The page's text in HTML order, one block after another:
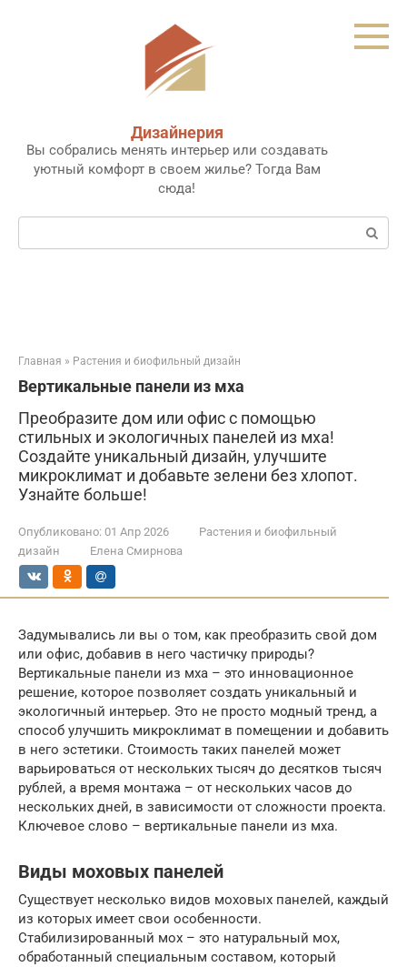
Дизайнерия
Вы собрались менять интерьер или создавать
уютный комфорт в своем жилье? Тогда Вам
сюда!
Поиск:
Главная » Растения и биофильный дизайн
Вертикальные панели из мха
Преобразите дом или офис с помощью
стильных и экологичных панелей из мха!
Создайте уникальный дизайн, улучшите
микроклимат и добавьте зелени без хлопот.
Узнайте больше!
Опубликовано: 01 Апр 2026
Растения и биофильный
дизайн
Елена Смирнова
Задумывались ли вы о том, как преобразить свой дом
или офис, добавив в него частичку природы?
Вертикальные панели из мха – это инновационное
решение, которое позволяет создать уникальный и
экологичный интерьер. Это не просто модный тренд, а
способ улучшить микроклимат в помещении и добавить
в него эстетики. Стоимость таких панелей может
варьироваться от нескольких тысяч до десятков тысяч
рублей, а время монтажа – от нескольких часов до
нескольких дней, в зависимости от сложности проекта.
Ключевое слово – вертикальные панели из мха.
Виды моховых панелей
Существует несколько видов моховых панелей, каждый
из которых имеет свои особенности.
Стабилизированный мох – это натуральный мох,
обработанный специальным составом, который